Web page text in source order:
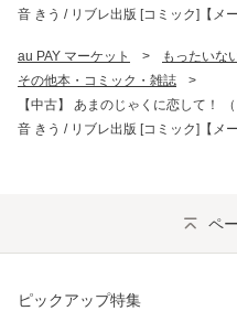
音 きう / リブレ出版 [コミック]【メ
au PAY マーケット > もったいな
その他本・コミック・雑誌
>
【中古】 あまのじゃくに恋して！
音 きう / リブレ出版 [コミック]【メ
ペ
ピックアップ特集